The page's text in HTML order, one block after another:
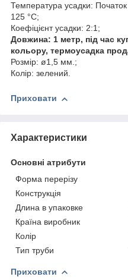
Температура усадки:
125 °C;
Коефіцієнт усадки: 2:1;
Довжина: 1 метр, під час
кольору, термоусадка
Розмір: ø1,5 мм.;
Колір: зелений.
Приховати
Характеристики
Основні атрибути
Форма перерізу
Конструкція
Длина в упаковке
Країна виробник
Колір
Тип труби
Приховати